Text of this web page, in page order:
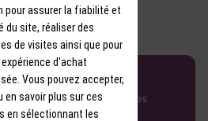
en France
réseau Comptoir des Vignes
!
pour assurer la fiabilité et
du site, réaliser des
de visites ainsi que pour
d'achat
Vous pouvez accepter,
en savoir plus sur ces
en sélectionnant les